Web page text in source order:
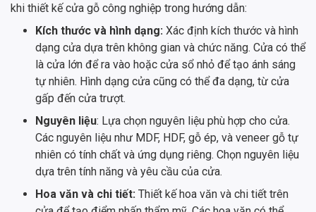
khi thiết kế cửa gỗ công nghiệp trong hướng dẫn:
Kích thước và hình dạng: Xác định kích thước và hình
dạng cửa dựa trên không gian và chức năng. Cửa có thể
là cửa lớn để ra vào hoặc cửa sổ nhỏ để tạo ánh sáng
tự nhiên. Hình dạng cửa cũng có thể đa dạng, từ cửa
gấp đến cửa trượt.
Nguyên liệu: Lựa chọn nguyên liệu phù hợp cho cửa.
Các nguyên liệu như MDF, HDF, gỗ ép, và veneer gỗ tự
nhiên có tính chất và ứng dụng riêng. Chọn nguyên liệu
dựa trên tính năng và yêu cầu của cửa.
Hoa văn và chi tiết: Thiết kế hoa văn và chi tiết trên